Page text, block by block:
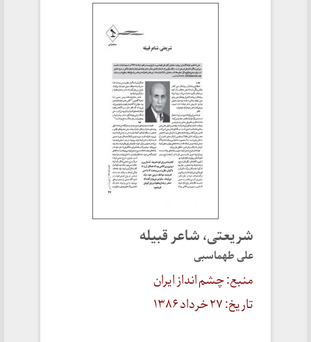
شریعتی، شاعر قبیله
علی طهماسبی
منبع: چشم انداز ایران
تاریخ: ۲۷ خرداد ۱۳۸۶